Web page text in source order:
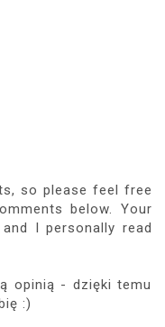
so please feel free
below. Your
I personally read
opinią - dzięki temu
:)